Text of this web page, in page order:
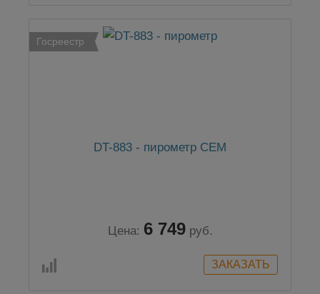
Госреестр
DT-883 - пирометр CEM
Цена: 6 749 руб.